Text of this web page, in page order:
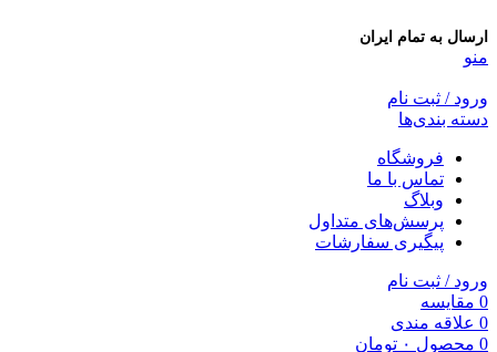
ارسال به تمام ایران
منو
ورود / ثبت نام
دسته بندی‌ها
فروشگاه
تماس با ما
وبلاگ
پرسش‌های متداول
پیگیری سفارشات
ورود / ثبت نام
0 مقایسه
0 علاقه مندی
0 محصول ۰ تومان